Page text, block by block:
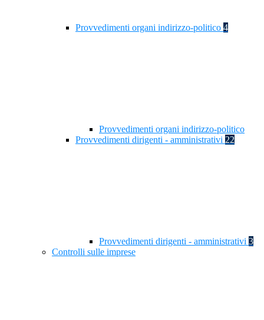
Provvedimenti organi indirizzo-politico 4
Provvedimenti organi indirizzo-politico
Provvedimenti dirigenti - amministrativi 22
Provvedimenti dirigenti - amministrativi 3
Controlli sulle imprese